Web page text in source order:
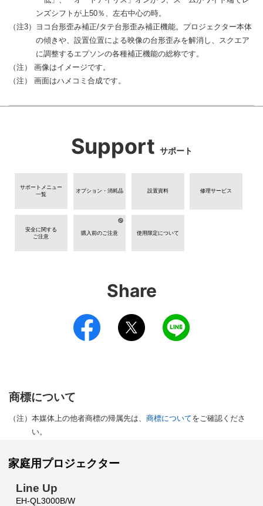
ンズシフトが上50％、左右中心の時。
（注3）ヨコ台形歪み補正/タテ台形歪み補正機能。プロジェクター本体
の傾きや、設置位置による映像の台形歪みを解消し、スクエア
に調整するエプソンの各種補正機能の総称です。
（注） 画像はイメージです。
（注） 画面はハメコミ合成です。
Support サポート
サポートメニュー
一覧
オプション・消耗品 設置資料 修理サービス
安全に関する
ご注意
購入前のご注意 使用限定について
Share
商標について
（注） 本媒体上の他者商標の帰属先は、 商標についてをご確認くださ
い。
家庭用プロジェクター
Line Up
EH-QL3000B/W